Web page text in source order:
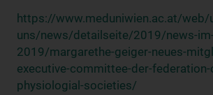
https://www.meduniwien.ac.at/web/
uns/news/detailseite/2019/news-
2019/margarethe-geiger-neues-
executive-committee-der-federation-
physiologial-societies/